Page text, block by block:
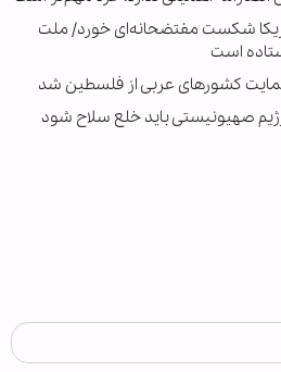
شکست مفتضحانه‌ای خورد/ ملت
است
حمایت کشورهای عربی از فلسطین شد
صهیونیستی باید خلع سلاح شود